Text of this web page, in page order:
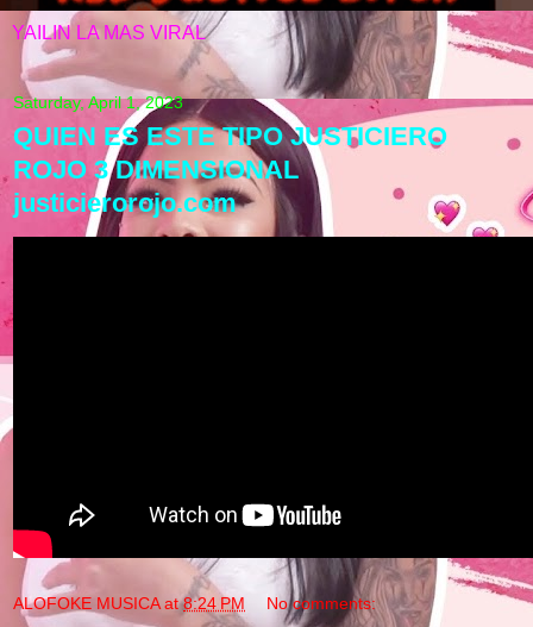
YAILIN LA MAS VIRAL
Saturday, April 1, 2023
QUIEN ES ESTE TIPO JUSTICIERO
ROJO 3 DIMENSIONAL
justicierorojo.com
ALOFOKE MUSICA at8:24 PM No comments: